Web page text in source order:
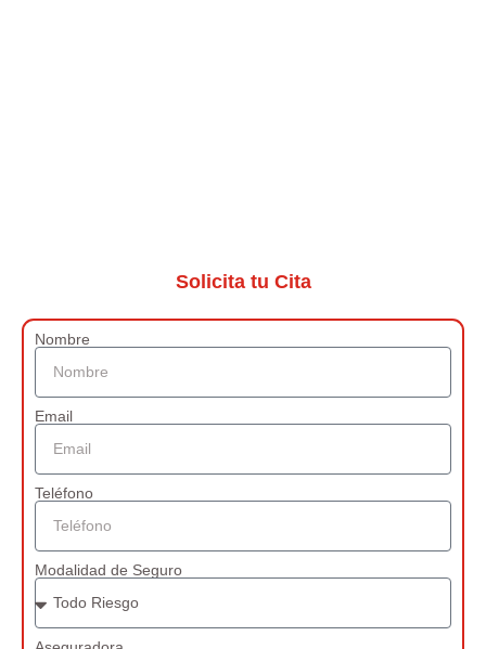
Solicita tu Cita
Nombre
Email
Teléfono
Modalidad de Seguro